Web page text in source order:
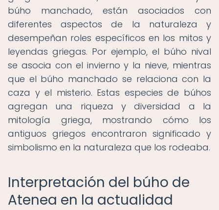
búho manchado, están asociados con
diferentes aspectos de la naturaleza y
desempeñan roles específicos en los mitos y
leyendas griegas. Por ejemplo, el búho nival
se asocia con el invierno y la nieve, mientras
que el búho manchado se relaciona con la
caza y el misterio. Estas especies de búhos
agregan una riqueza y diversidad a la
mitología griega, mostrando cómo los
antiguos griegos encontraron significado y
simbolismo en la naturaleza que los rodeaba.
Interpretación del búho de
Atenea en la actualidad